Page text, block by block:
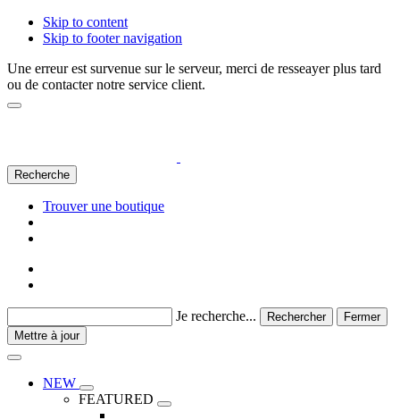
Skip to content
Skip to footer navigation
Une erreur est survenue sur le serveur, merci de resseayer plus tard
ou de contacter notre service client.
Recherche
Trouver une boutique
Je recherche... Rechercher
Fermer
Mettre à jour
NEW
FEATURED